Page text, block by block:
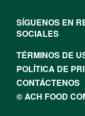
SÍGUENOS EN
SOCIALES
TÉRMINOS DE
POLÍTICA DE
CONTÁCTENOS
© ACH FOOD